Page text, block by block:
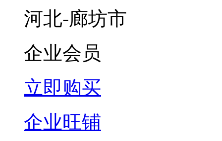
河北-廊坊市
企业会员
立即购买
企业旺铺